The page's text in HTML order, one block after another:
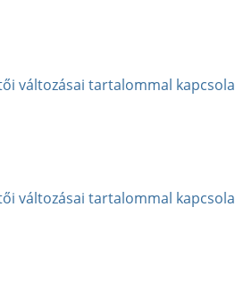
változásai tartalommal
változásai tartalommal